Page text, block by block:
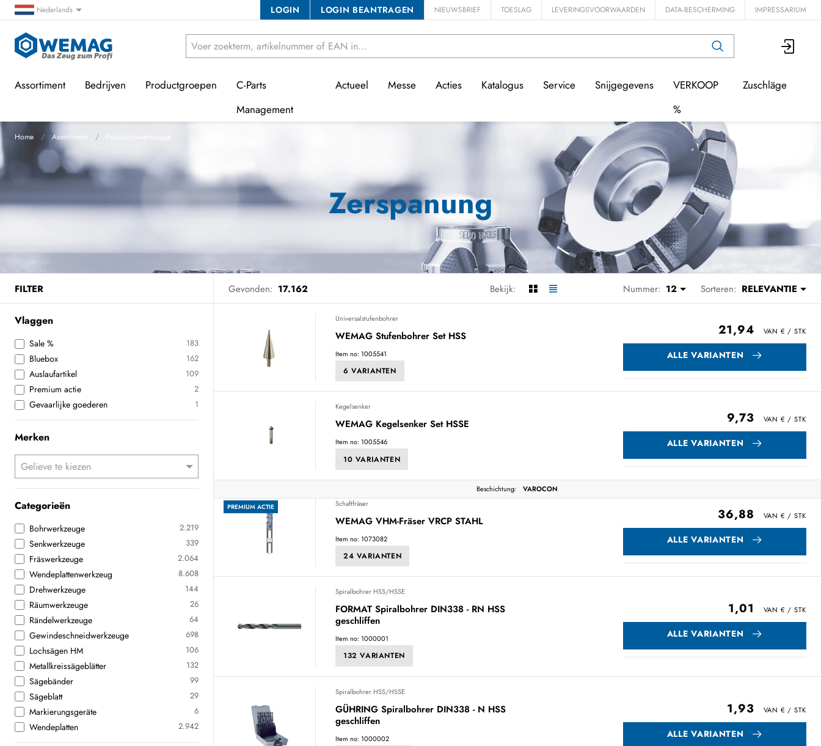
Nederlands LOGIN LOGIN BEANTRAGEN NIEUWSBRIEF TOESLAG LEVERINGSVOORWAARDEN DATA-BESCHERMING IMPRESSARIUM
Assortiment Bedrijven Productgroepen
C-Parts
Management
Actueel Messe Acties Katalogus Service Snijgegevens
VERKOOP
%
Zuschläge
Home Assortiment Präzisionswerkzeuge
Zerspanung
FILTER Gevonden: 17.162 Bekijk: Nummer: 12 Sorteren: RELEVANTIE
Vlaggen
Sale % 183
Bluebox 162
Auslaufartikel 109
Premium actie 2
Gevaarlijke goederen 1
Merken
Categorieën
Bohrwerkzeuge 2.219
Senkwerkzeuge 339
Fräswerkzeuge 2.064
Wendeplattenwerkzeug 8.608
Drehwerkzeuge 144
Räumwerkzeuge 26
Rändelwerkzeuge 64
Gewindeschneidwerkzeuge 698
Lochsägen HM 106
Metallkreissägeblätter 132
Sägebänder 99
Sägeblatt 29
Markierungsgeräte 6
Wendeplatten 2.942
Universalstufenbohrer
WEMAG Stufenbohrer Set HSS
Item no: 1005541
6 VARIANTEN
21,94
ALLE VARIANTEN
Kegelsenker
WEMAG Kegelsenker Set HSSE
Item no: 1005546
10 VARIANTEN
9,73
ALLE VARIANTEN
Beschichtung: VAROCON
PREMIUM ACTIE Schaftfräser
WEMAG VHM-Fräser VRCP STAHL
Item no: 1073082
24 VARIANTEN
36,88
ALLE VARIANTEN
Spiralbohrer HSS/HSSE
FORMAT Spiralbohrer DIN338 - RN HSS
geschliffen
Item no: 1000001
132 VARIANTEN
1,01
ALLE VARIANTEN
Spiralbohrer HSS/HSSE
GÜHRING Spiralbohrer DIN338 - N HSS
geschliffen
Item no: 1000002
1,93
ALLE VARIANTEN